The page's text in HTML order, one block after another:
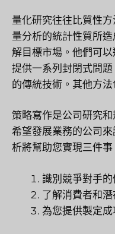
量化研究往往比質性
量分析的統計性質所
解目標市場。他們可
提供一系列封閉式問
的傳統技術。其他方
策略寫作是公司研究
希望發展業務的公司
析將幫助您實現三件事
識別競爭對手
了解消費者和
為您提供製定